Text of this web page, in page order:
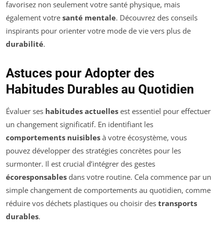
favorisez non seulement votre santé physique, mais
également votre santé mentale. Découvrez des conseils
inspirants pour orienter votre mode de vie vers plus de
durabilité.
Astuces pour Adopter des
Habitudes Durables au Quotidien
Évaluer ses habitudes actuelles est essentiel pour effectuer
un changement significatif. En identifiant les
comportements nuisibles à votre écosystème, vous
pouvez développer des stratégies concrètes pour les
surmonter. Il est crucial d’intégrer des gestes
écoresponsables dans votre routine. Cela commence par un
simple changement de comportements au quotidien, comme
réduire vos déchets plastiques ou choisir des transports
durables.